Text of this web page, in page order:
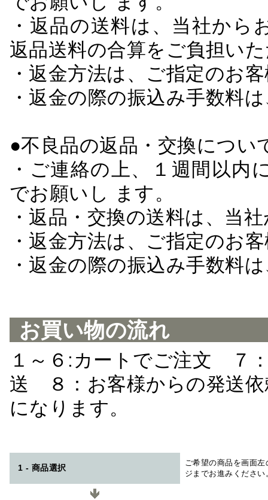
・返品の送料は、当社か
返品送料の合算をご負担い
・返金方法は、ご指定のお
・返金の際の振込み手数料
●不良品の返品・交換につい
・ご連絡の上、１週間以
でお願いし ます。
・返品・交換の送料は、当
・返金方法は、ご指定のお
・返金の際の振込み手数料
お買い物の流れ
１～６:カートでご注文 ７
送 ８：お客様からの発送
になります。
1 - 商品選択
ご希望の商品を画面
ジまでお進みください